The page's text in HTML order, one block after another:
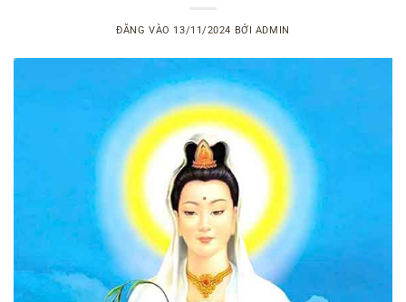
ĐĂNG VÀO 13/11/2024 BỞI ADMIN